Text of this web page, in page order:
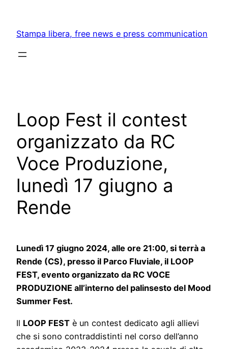
content
Stampa libera, free news e press communication
Loop Fest il contest
organizzato da RC
Voce Produzione,
lunedì 17 giugno a
Rende
Lunedì 17 giugno 2024, alle ore 21:00, si terrà a
Rende (CS), presso il Parco Fluviale, il LOOP
FEST, evento organizzato da RC VOCE
PRODUZIONE all’interno del palinsesto del Mood
Summer Fest.
Il LOOP FEST è un contest dedicato agli allievi
che si sono contraddistinti nel corso dell’anno